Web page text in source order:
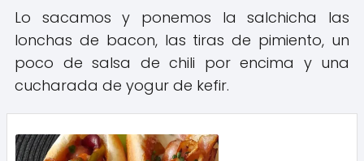
Lo sacamos y ponemos la salchicha las
lonchas de bacon, las tiras de pimiento, un
poco de salsa de chili por encima y una
cucharada de yogur de kefir.